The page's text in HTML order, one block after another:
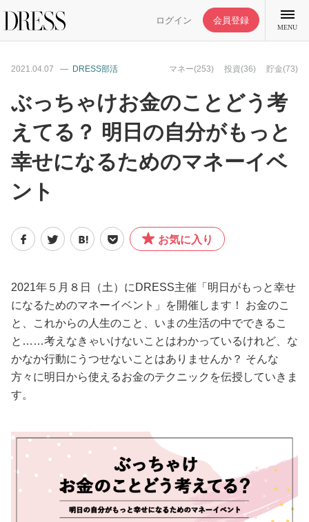
ログイン 会員登録
MENU
特集記事
DRESS部活
ファッション
恋愛/結婚/離婚
美容/健康
ワークスタイル
ココロ/カラダ
グルメ
2021.04.07 DRESS部活 マネー(253) 投資(36) 貯金(73)
ぶっちゃけお金のことどう考
えてる？ 明日の自分がもっと
幸せになるためのマネーイベ
ント
お気に入り
2021年５月８日（土）にDRESS主催「明日がもっと幸せ
になるためのマネーイベント」を開催します！ お金のこ
と、これからの人生のこと、いまの生活の中でできるこ
と……考えなきゃいけないことはわかっているけれど、な
かなか行動にうつせないことはありませんか？ そんな
方々に明日から使えるお金のテクニックを伝授していきま
す。